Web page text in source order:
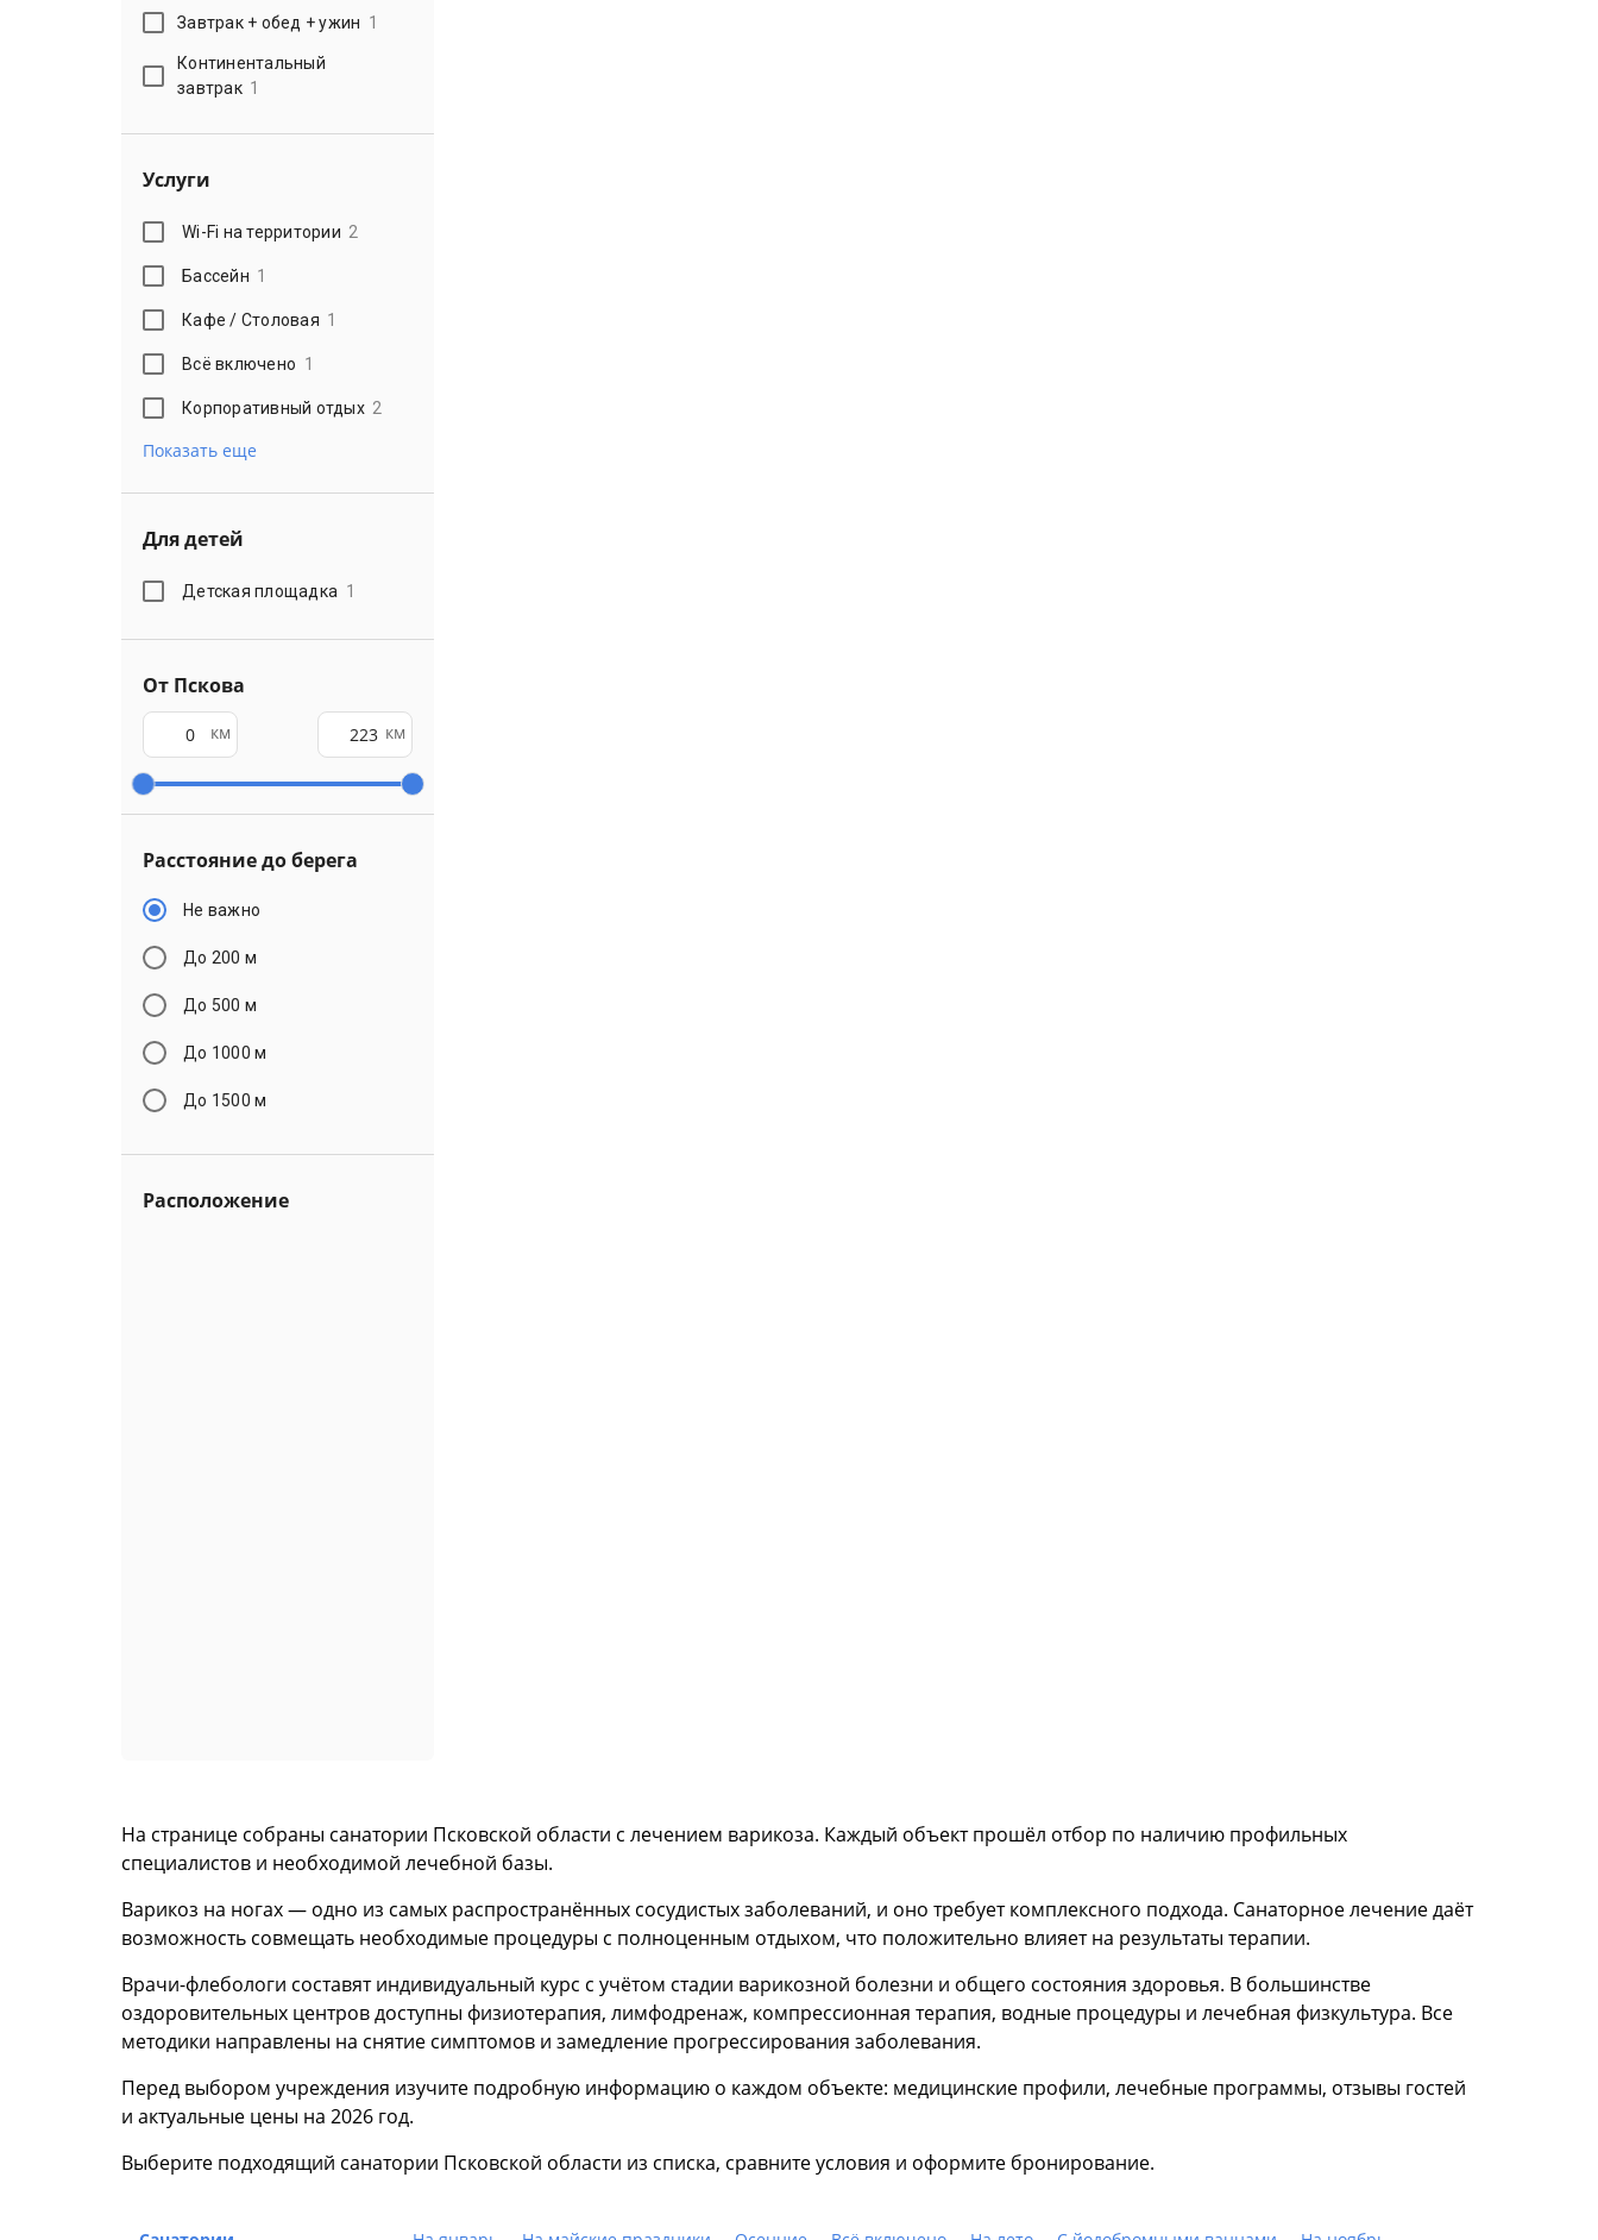
Завтрак + обед + ужин 1
Континентальный
завтрак 1
Услуги
Wi-Fi на территории 2
Бассейн 1
Кафе / Столовая 1
Всё включено 1
Корпоративный отдых 2
Показать еще
Для детей
Детская площадка 1
От Пскова
км км
Расстояние до берега
Не важно
До 200 м
До 500 м
До 1000 м
До 1500 м
Расположение
На странице собраны санатории Псковской области с лечением варикоза. Каждый объект прошёл отбор по наличию профильных
специалистов и необходимой лечебной базы.
Варикоз на ногах — одно из самых распространённых сосудистых заболеваний, и оно требует комплексного подхода. Санаторное лечение даёт
возможность совмещать необходимые процедуры с полноценным отдыхом, что положительно влияет на результаты терапии.
Врачи-флебологи составят индивидуальный курс с учётом стадии варикозной болезни и общего состояния здоровья. В большинстве
оздоровительных центров доступны физиотерапия, лимфодренаж, компрессионная терапия, водные процедуры и лечебная физкультура. Все
методики направлены на снятие симптомов и замедление прогрессирования заболевания.
Перед выбором учреждения изучите подробную информацию о каждом объекте: медицинские профили, лечебные программы, отзывы гостей
и актуальные цены на 2026 год.
Выберите подходящий санатории Псковской области из списка, сравните условия и оформите бронирование.